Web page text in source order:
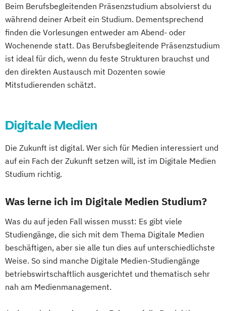
Kreativwirtschaft
Medien- und Eventmanagement
Medien- und Wirtschaftspsychologie
Public Relations und Digitales Marketing
(DE/EN)
Social Media Marketing und Content
Wirtschaftspsychologie (DE/EN)
Beim Berufsbegleitenden Präsenzstudium absolvierst du
während deiner Arbeit ein Studium. Dementsprechend
finden die Vorlesungen entweder am Abend- oder
Wochenende statt. Das Berufsbegleitende Präsenzstudium
ist ideal für dich, wenn du feste Strukturen brauchst und
den direkten Austausch mit Dozenten sowie
Mitstudierenden schätzt.
Digitale Medien
Die Zukunft ist digital. Wer sich für Medien interessiert und
auf ein Fach der Zukunft setzen will, ist im Digitale Medien
Studium richtig.
Was lerne ich im Digitale Medien Studium?
Was du auf jeden Fall wissen musst: Es gibt viele
Studiengänge, die sich mit dem Thema Digitale Medien
beschäftigen, aber sie alle tun dies auf unterschiedlichste
Weise. So sind manche Digitale Medien-Studiengänge
betriebswirtschaftlich ausgerichtet und thematisch sehr
nah am Medienmanagement.